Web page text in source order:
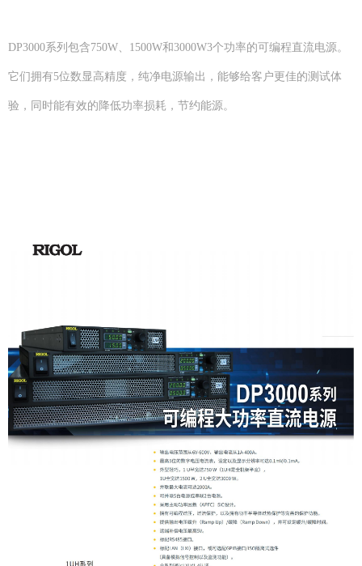
DP3000系列包含750W、1500W和3000W3个功率的可编程直流电源。
它们拥有5位数显高精度，纯净电源输出，能够给客户更佳的测试体
验，同时能有效的降低功率损耗，节约能源。